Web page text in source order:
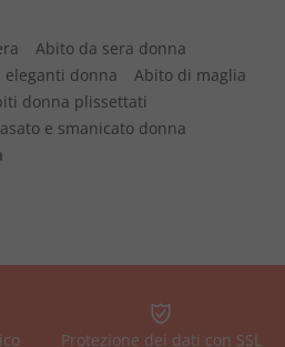
Abito da sera donna
donna
Abito di maglia
donna plissettati
e smanicato donna
Protezione dei dati con SSL